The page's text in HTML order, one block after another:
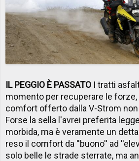
IL PEGGIO È PASSATO I tratti
momento per recuperare le
comfort offerto dalla V-Strom
Forse la sella l'avrei preferita
morbida, ma è veramente un
reso il comfort da ''buono'' ad
solo belle le strade sterrate, ma